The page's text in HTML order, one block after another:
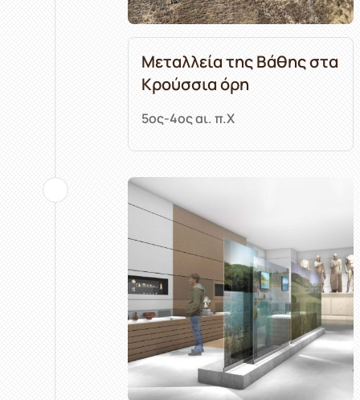
Μεταλλεία της Βάθης στα
Κρούσσια όρη
5ος-4ος αι. π.Χ